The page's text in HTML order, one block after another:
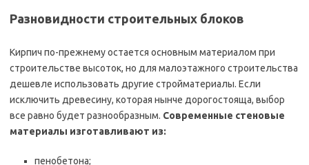
Разновидности строительных блоков
Кирпич по-прежнему остается основным материалом при
строительстве высоток, но для малоэтажного строительства
дешевле использовать другие стройматериалы. Если
исключить древесину, которая нынче дорогостояща, выбор
все равно будет разнообразным. Современные стеновые
материалы изготавливают из:
пенобетона;